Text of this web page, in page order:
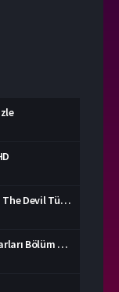
The Gangster, The Cop and The Devil Türkçe Dublaj İzle
Harry Potter 8 Ölüm Yadirgarları Bölüm 2 İzle